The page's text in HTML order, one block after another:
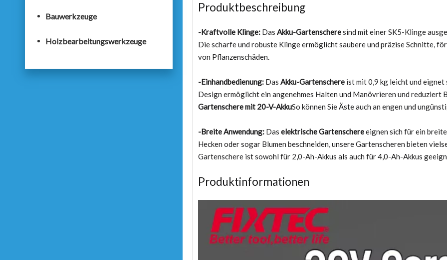
Bauwerkzeuge
Holzbearbeitungswerkzeuge
Produktbeschreibung
-Kraftvolle Klinge: Das Akku-Gartenscheresind mit einer SK5-Klinge
Die scharfe und robuste Klinge ermöglicht saubere und präzise Schnitte,
von Pflanzenschäden.
-Einhandbedienung: Das Akku-Gartenschere ist mit 0,9 kg leicht und
Design ermöglicht ein angenehmes Halten und Manövrieren und reduziert
Gartenschere mit 20-V-AkkuSo können Sie Äste auch an engen und
-Breite Anwendung: Das elektrische Gartenschereeignen sich für ein
Hecken oder sogar Blumen beschneiden, unsere Gartenscheren bieten
Gartenschere ist sowohl für 2,0-Ah-Akkus als auch für 4,0-Ah-Akkus
Produktinformationen